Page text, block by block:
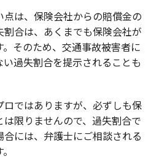
は、保険会社からの賠償金の
合は、あくまでも保険会社が
そのため、交通事故被害者に
過失割合を提示されることも
ではありますが、必ずしも保
限りませんので、過失割合で
には、弁護士にご相談される